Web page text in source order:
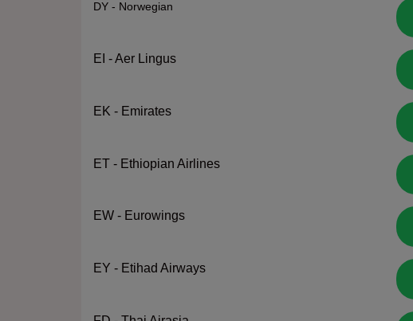
DY - Norwegian
EI - Aer Lingus
EK - Emirates
ET - Ethiopian Airlines
EW - Eurowings
EY - Etihad Airways